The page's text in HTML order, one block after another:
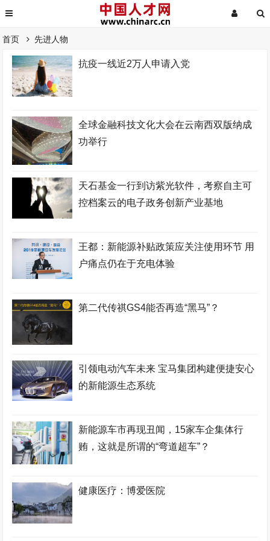
首页 先进人物
抗疫一线近2万人申请入党
全球金融科技文化大会在云南西双版纳成
功举行
天石基金一行到访紫光软件，考察自主可
控档案云的电子政务创新产业基地
王都：新能源补贴政策应关注使用环节 用
户痛点仍在于充电体验
第二代传祺GS4能否再造“黑马”？
引领电动汽车未来 宝马集团构建便捷安心
的新能源生态系统
新能源车市再现丑闻，15家车企集体行
贿，这就是所谓的“弯道超车”？
健康医疗：博爱医院